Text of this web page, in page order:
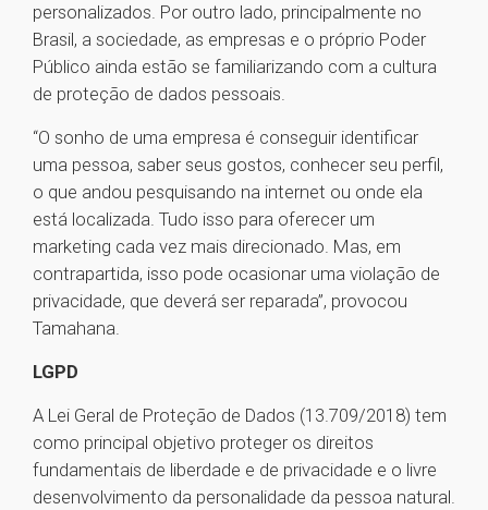
personalizados. Por outro lado, principalmente no
Brasil, a sociedade, as empresas e o próprio Poder
Público ainda estão se familiarizando com a cultura
de proteção de dados pessoais.
“O sonho de uma empresa é conseguir identificar
uma pessoa, saber seus gostos, conhecer seu perfil,
o que andou pesquisando na internet ou onde ela
está localizada. Tudo isso para oferecer um
marketing cada vez mais direcionado. Mas, em
contrapartida, isso pode ocasionar uma violação de
privacidade, que deverá ser reparada”, provocou
Tamahana.
LGPD
A Lei Geral de Proteção de Dados (13.709/2018) tem
como principal objetivo proteger os direitos
fundamentais de liberdade e de privacidade e o livre
desenvolvimento da personalidade da pessoa natural.